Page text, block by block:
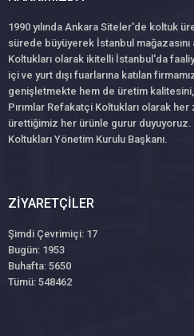
1990 yılında Ankara Siteler'de koltuk
sürede büyüyerek İstanbul mağazasını
Koltukları olarak ikitelli İstanbul'da
içi ve yurt dışı fuarlarına katılan
genişletmekte hem de üretim
Pırımlar Refakatçi Koltukları olarak
ürettiğimiz her ürünle gurur duyuyoruz.
Koltukları Yönetim Kurulu Başkanı.
ZIYARETÇILER
Şimdi Çevrimiçi: 17
Bugün: 1953
Buhafta: 5650
Tümü: 548462